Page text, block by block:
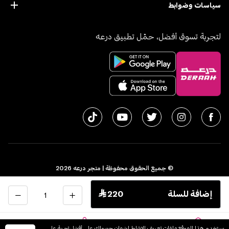
الكمية
إضافة للسلة  220
سياسات وضوابط
لتجربة تسوق أفضل، حمّل تطبيق درعه
© جميع الحقوق محفوظة | متجر درعه 2026
سجل تجاري 1010611077 - الرقم الضريبي 300055804900003
اﻟﻤﻤﻠﻜﺔ اﻟﻌﺮﺑﻴﺔ اﻟﺴﻌﻮدﻳﺔ English